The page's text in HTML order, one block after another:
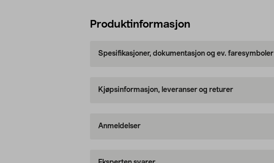
Produktinformasjon
Spesifikasjoner, dokumentasjon og ev. faresymboler
Kjøpsinformasjon, leveranser og returer
Anmeldelser